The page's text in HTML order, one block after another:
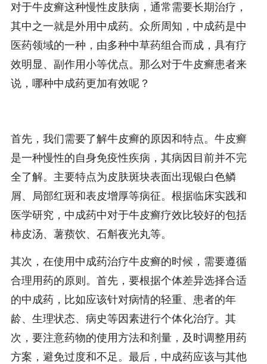
对于牛皮癣这种慢性皮肤病，通常需要长期治疗，
其中之一就是外用中成药。众所周知，中成药是中
医药领域的一种，由多种中草药组合而成，具有疗
效明显、副作用小等优点。那么对于牛皮癣患者来
说，哪种中成药更加有效呢？
首先，我们需要了解牛皮癣的原因和特点。牛皮癣
是一种慢性的自身免疫性疾病，其病因目前并不完
全了解。主要特点为皮肤斑块表面出现银白色鳞
屑、局部红斑和表皮增厚等病征。根据临床实践和
医学研究，中成药中对于牛皮癣疗效比较好的包括
柿皮汤、薯蓣饮、石斛夜光丸等。
其次，在使用中成药治疗牛皮癣的时候，需要遵循
合理用药的原则。首先，要根据个体差异选择合适
的中成药，比如应该针对病情的轻重、患者的年
龄、生理状态、病史等因素进行个体化治疗。其
次，要注意药物的使用方法和剂量，及时调整用药
方案，避免过度和不足。最后，中成药应该与其他